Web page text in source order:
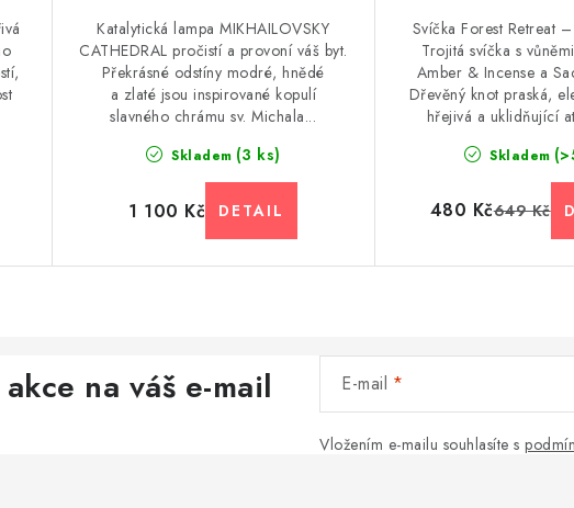
Skladem (3 ks)
1 100 Kč
Katalytická lampa MIKHAILOVSKY
CATHEDRAL pročistí a provoní váš byt.
Překrásné odstíny modré, hnědé
a zlaté jsou inspirované kopulí
slavného chrámu sv. Michala...
Skladem
480 Kč649 Kč
Svíčka Forest Retreat
Trojitá svíčka s
Amber & Incense a
Dřevěný knot praská,
hřejivá a uklidňující
na váš e-mail E-mail
Vložením e-mailu souhlasíte s